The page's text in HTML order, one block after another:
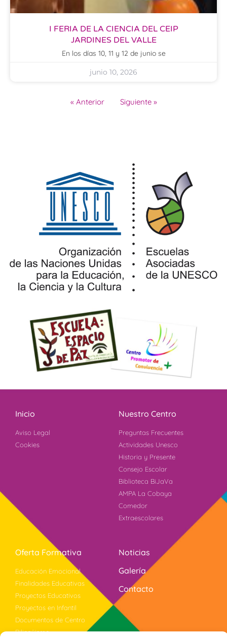
I FERIA DE LA CIENCIA DEL CEIP
JARDINES DEL VALLE
En los días 10, 11 y 12 de junio se
junio 10, 2026
« Anterior Siguiente »
Inicio
Aviso Legal
Cookies
Nuestro Centro
Preguntas Frecuentes
Actividades Unesco
Historia y Presente
Consejo Escolar
Biblioteca BiJaVa
AMPA La Cobaya
Comedor
Extraescolares
Oferta Formativa
Educación Emocional
Finalidades Educativas
Proyectos Educativos
Proyectos en Infantil
Documentos de Centro
Bilingüismo
Noticias
Galería
Contacto